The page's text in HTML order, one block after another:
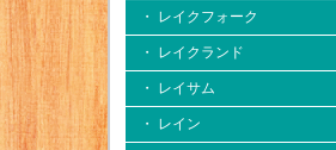
・ レイクフォーク
・ レイクランド
・ レイサム
・ レイン